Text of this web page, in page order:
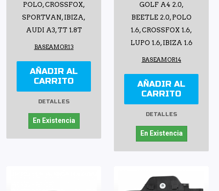
POLO, CROSSFOX,
SPORTVAN, IBIZA,
AUDI A3, TT 1.8T
BASEAMOR13
AÑADIR AL
CARRITO
DETALLES
En Existencia
GOLF A4 2.0,
BEETLE 2.0, POLO
1.6, CROSSFOX 1.6,
LUPO 1.6, IBIZA 1.6
BASEAMOR14
AÑADIR AL
CARRITO
DETALLES
En Existencia